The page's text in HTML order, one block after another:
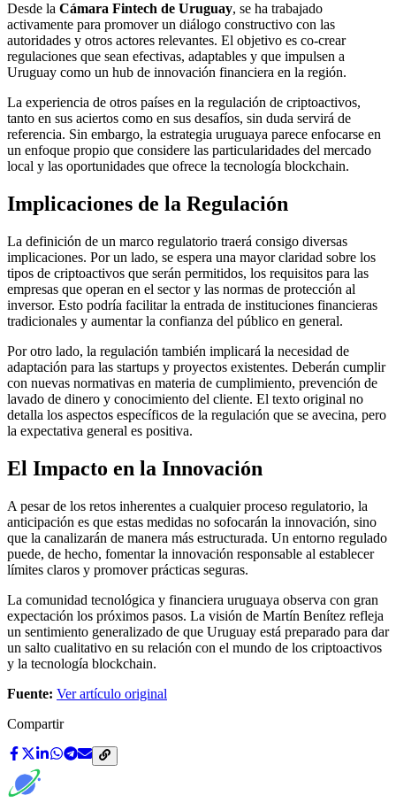
Desde la Cámara Fintech de Uruguay, se ha trabajado
activamente para promover un diálogo constructivo con las
autoridades y otros actores relevantes. El objetivo es co-crear
regulaciones que sean efectivas, adaptables y que impulsen a
Uruguay como un hub de innovación financiera en la región.
La experiencia de otros países en la regulación de criptoactivos,
tanto en sus aciertos como en sus desafíos, sin duda servirá de
referencia. Sin embargo, la estrategia uruguaya parece enfocarse en
un enfoque propio que considere las particularidades del mercado
local y las oportunidades que ofrece la tecnología blockchain.
Implicaciones de la Regulación
La definición de un marco regulatorio traerá consigo diversas
implicaciones. Por un lado, se espera una mayor claridad sobre los
tipos de criptoactivos que serán permitidos, los requisitos para las
empresas que operan en el sector y las normas de protección al
inversor. Esto podría facilitar la entrada de instituciones financieras
tradicionales y aumentar la confianza del público en general.
Por otro lado, la regulación también implicará la necesidad de
adaptación para las startups y proyectos existentes. Deberán cumplir
con nuevas normativas en materia de cumplimiento, prevención de
lavado de dinero y conocimiento del cliente. El texto original no
detalla los aspectos específicos de la regulación que se avecina, pero
la expectativa general es positiva.
El Impacto en la Innovación
A pesar de los retos inherentes a cualquier proceso regulatorio, la
anticipación es que estas medidas no sofocarán la innovación, sino
que la canalizarán de manera más estructurada. Un entorno regulado
puede, de hecho, fomentar la innovación responsable al establecer
límites claros y promover prácticas seguras.
La comunidad tecnológica y financiera uruguaya observa con gran
expectación los próximos pasos. La visión de Martín Benítez refleja
un sentimiento generalizado de que Uruguay está preparado para dar
un salto cualitativo en su relación con el mundo de los criptoactivos
y la tecnología blockchain.
Fuente: Ver artículo original
Compartir